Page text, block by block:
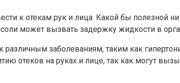
к отекам рук и лица. Какой бы полезной
может вызвать задержку жидкости в
заболеваниям, таким как
отеков на руках и лице, так как могут